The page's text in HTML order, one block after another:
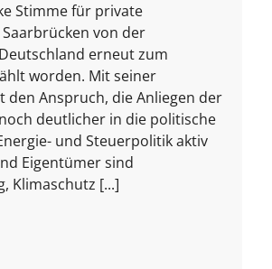
Stimme für private
von der
erneut zum
worden. Mit seiner
den Anspruch, die Anliegen der
deutlicher in die politische
und Steuerpolitik aktiv
Eigentümer sind
Klimaschutz [...]